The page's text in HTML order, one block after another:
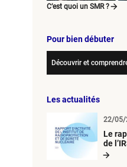
C’est quoi un SMR ?
Pour bien débuter
Découvrir et
Les actualités
Le
de
22/05/